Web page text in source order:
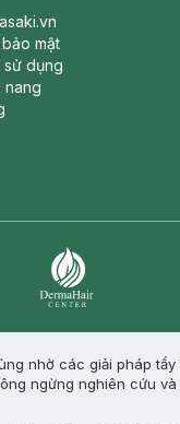
mật
dụng
nang
nhờ các giải pháp
ngừng nghiên cứu